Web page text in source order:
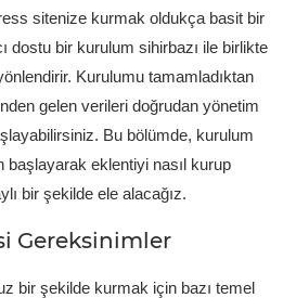
sitenize kurmak oldukça basit bir
dostu bir kurulum sihirbazı ile birlikte
Kurulumu tamamladıktan
gelen verileri doğrudan yönetim
Bu bölümde, kurulum
eklentiyi nasıl kurup
bir şekilde ele alacağız.
Gereksinimler
bir şekilde kurmak için bazı temel